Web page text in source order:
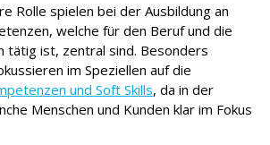
Rolle spielen bei der Ausbildung an
welche für den Beruf und die
tätig ist, zentral sind. Besonders
im Speziellen auf die
und Soft Skills, da in der
Menschen und Kunden klar im Fokus